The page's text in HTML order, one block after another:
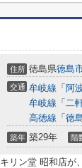
住所 徳島県徳島
交通 牟岐線 「 阿
牟岐線 「 二
高徳線 「 徳
築年 築29年 階
キリン堂 昭和店が